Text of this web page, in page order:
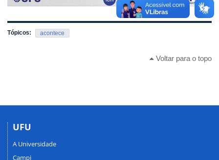
Tópicos: acontece
Voltar para o topo
UFU
A Universidade
Campi